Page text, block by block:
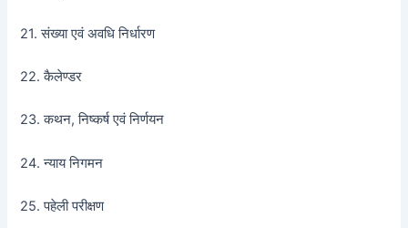
21. संख्या एवं अवधि निर्धारण
22. कैलेण्डर
23. कथन, निष्कर्ष एवं निर्णयन
24. न्याय निगमन
25. पहेली परीक्षण